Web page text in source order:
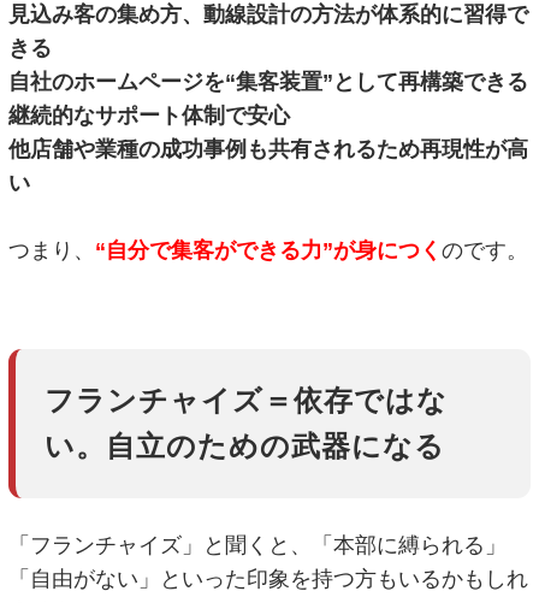
見込み客の集め方、動線設計の方法が体系的に習得で
きる
自社のホームページを“集客装置”として再構築できる
継続的なサポート体制で安心
他店舗や業種の成功事例も共有されるため再現性が高
い
つまり、 “自分で集客ができる力”が身につくのです。
フランチャイズ＝依存ではな
い。自立のための武器になる
「フランチャイズ」と聞くと、「本部に縛られる」
「自由がない」といった印象を持つ方もいるかもしれ